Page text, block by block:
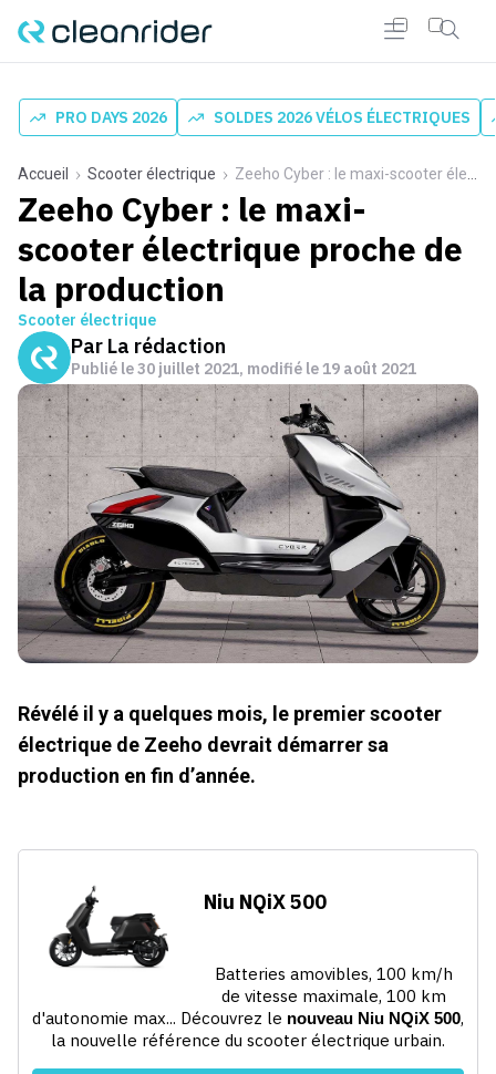
PRO DAYS 2026 SOLDES 2026 VÉLOS ÉLECTRIQUES
Accueil Scooter électrique Zeeho Cyber : le maxi-scooter électrique proche de la production
Zeeho Cyber : le maxi-
scooter électrique proche de
la production
Scooter électrique
Par La rédaction
Publié le30 juillet 2021, modifié le 19 août 2021
Révélé il y a quelques mois, le premier scooter
électrique de Zeeho devrait démarrer sa
production en fin d’année.